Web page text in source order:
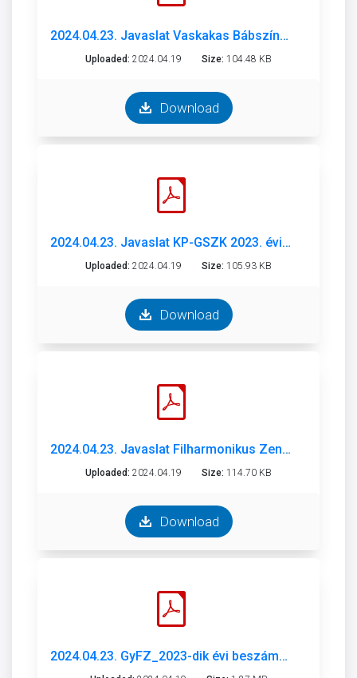
2024.04.23. Javaslat Vaskakas Bábszínház 2023. évi beszámoló és 2024-25. évad munkaterv.pdf
Uploaded: 2024.04.19 Size: 104.48 KB
Download
2024.04.23. Javaslat KP-GSZK 2023. évi beszámoló és 2024. évi munkaterv.pdf
Uploaded: 2024.04.19 Size: 105.93 KB
Download
2024.04.23. Javaslat Filharmonikus Zenekar 2023. évi beszámoló és 2024. évad munkaterv.pdf
Uploaded: 2024.04.19 Size: 114.70 KB
Download
2024.04.23. GyFZ_2023-dik évi beszámoló.PDF